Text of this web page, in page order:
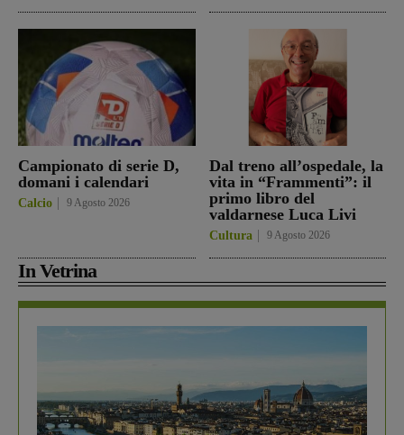
Campionato di serie D,
domani i calendari
Calcio 9 Agosto 2026
Dal treno all’ospedale, la
vita in “Frammenti”: il
primo libro del
valdarnese Luca Livi
Cultura 9 Agosto 2026
In Vetrina